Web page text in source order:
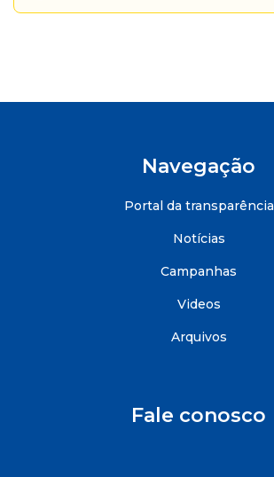
Navegação
Portal da transparência
Notícias
Campanhas
Videos
Arquivos
Fale conosco